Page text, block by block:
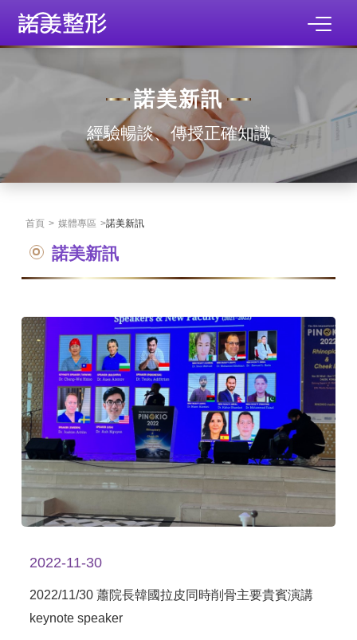
諾美新訊
經驗暢談、傳授正確知識
首頁 > 媒體專區 >諾美新訊
諾美新訊
2022-11-30
2022/11/30 蕭院長韓國拉皮同時削骨主要貴賓演講
keynote speaker